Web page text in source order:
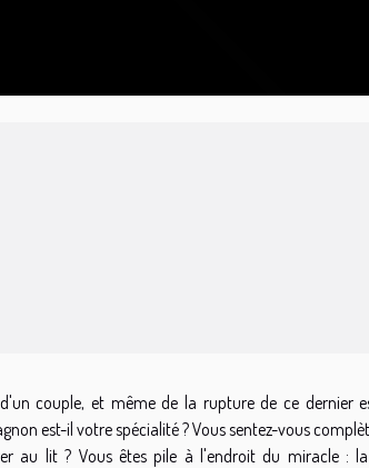
couple, et même de la rupture de ce dernier
est-il votre spécialité ? Vous sentez-vous
au lit ? Vous êtes pile à l'endroit du miracle :